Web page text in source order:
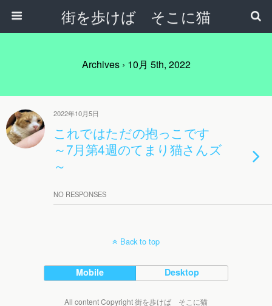
街を歩けば そこに猫
Archives › 10月 5th, 2022
2022年10月5日
これではただの抱っこです
～7月第4週のてまり猫さんズ
～
NO RESPONSES
Back to top
Mobile Desktop
All content Copyright 街を歩けば そこに猫